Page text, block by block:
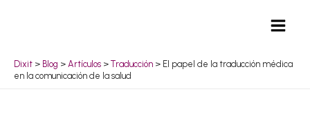
Dixit > Blog > Artículos > Traducción > El papel de la traducción médica
en la comunicación de la salud